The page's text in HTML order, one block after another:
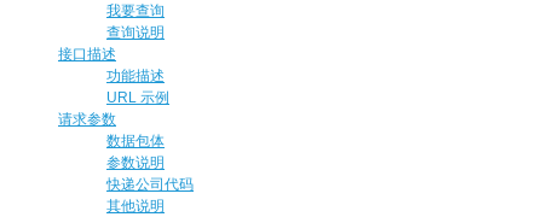
我要查询
查询说明
接口描述
功能描述
URL 示例
请求参数
数据包体
参数说明
快递公司代码
其他说明